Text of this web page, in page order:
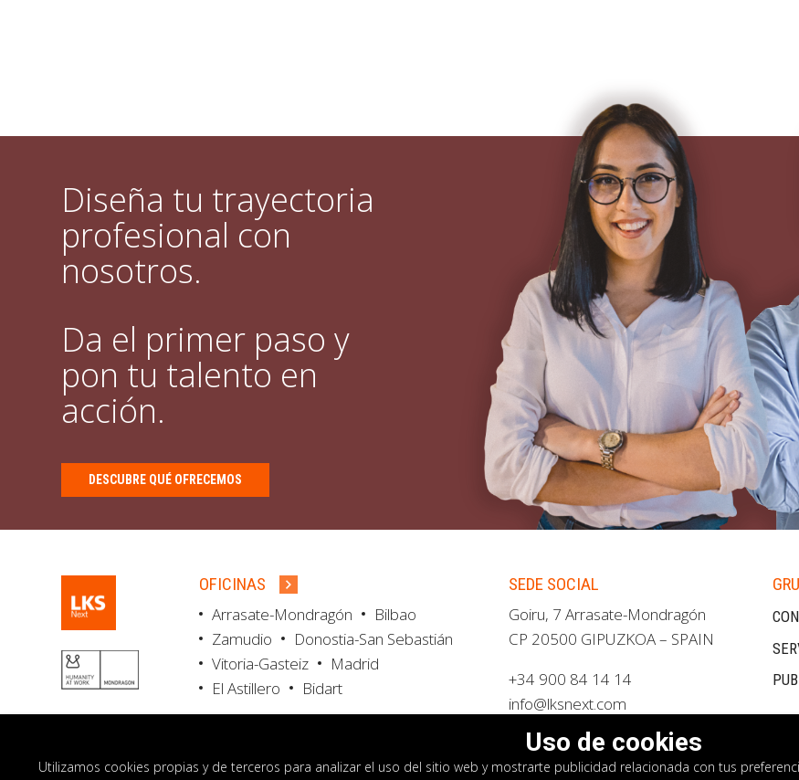
Diseña tu trayectoria
profesional con
nosotros.
Da el primer paso y
pon tu talento en
acción.
DESCUBRE QUÉ OFRECEMOS
OFICINAS
Arrasate-Mondragón
Bilbao
Zamudio
Donostia-San Sebastián
Vitoria-Gasteiz
Madrid
El Astillero
Bidart
SEDE SOCIAL
Goiru, 7 Arrasate-Mondragón
CP 20500 GIPUZKOA – SPAIN
+34 900 84 14 14
info@lksnext.com
Uso de cookies
Utilizamos cookies propias y de terceros para analizar el uso del sitio web y mostrarte publicidad relacionada con tus